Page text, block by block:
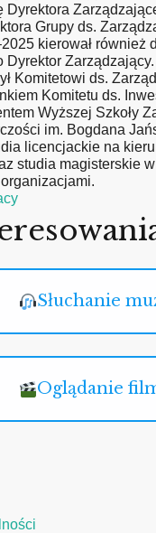
Dyrektora
Grupy ds.
kierował również
Dyrektor
Komitetowi ds.
Komitetu ds.
Wyższej Szkoły
im. Bogdana
licencjackie na
studia magisterskie
Słuchanie
Oglądanie